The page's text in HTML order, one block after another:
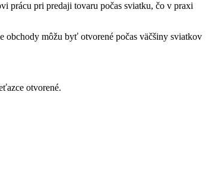
prácu pri predaji tovaru počas sviatku, čo v praxi
obchody môžu byť otvorené počas väčšiny sviatkov
otvorené.